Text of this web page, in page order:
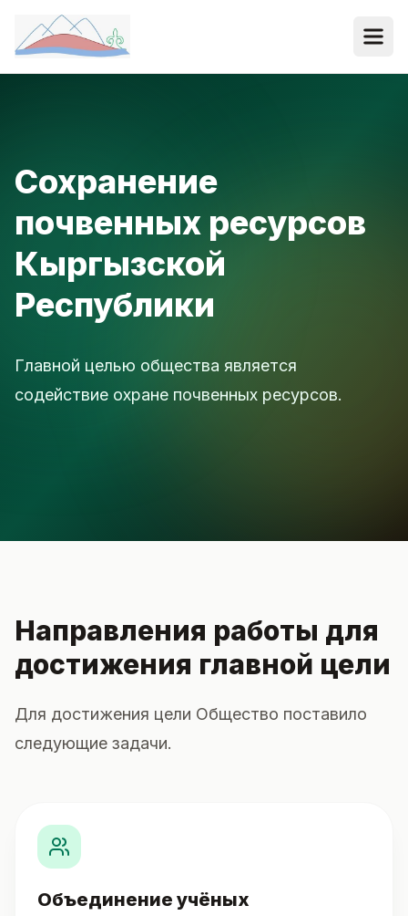
Сохранение
почвенных ресурсов
Кыргызской
Республики
Главной целью общества является
содействие охране почвенных ресурсов.
Направления работы для
достижения главной цели
Для достижения цели Общество поставило
следующие задачи.
Объединение учёных